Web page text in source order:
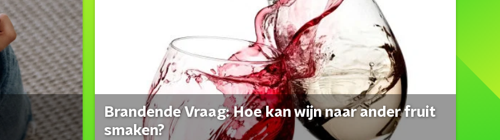
Brandende Vraag: Hoe kan wijn naar ander fruit
smaken?